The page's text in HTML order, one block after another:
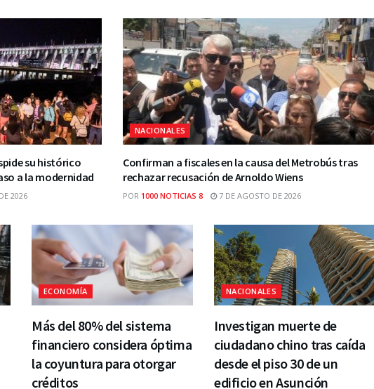
su histórico
a la modernidad
2026
NACIONALES
Confirman a fiscales en la causa del Metrobús tras
rechazar recusación de Arnoldo Wiens
POR 1000 NOTICIAS 8 7 DE AGOSTO DE 2026
ECONOMÍA
Más del 80% del sistema
financiero considera óptima
la coyuntura para otorgar
créditos
NACIONALES
Investigan muerte de
ciudadano chino tras caída
desde el piso 30 de un
edificio en Asunción